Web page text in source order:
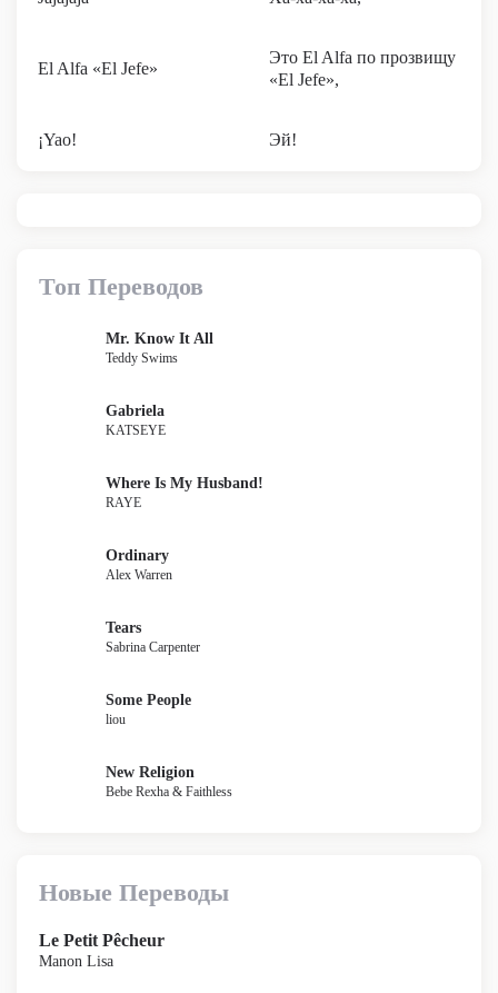
El Alfa «El Jefe»
Это El Alfa по прозвищу
«El Jefe»,
¡Yao! Эй!
Топ Переводов
Mr. Know It All
Teddy Swims
Gabriela
KATSEYE
Where Is My Husband!
RAYE
Ordinary
Alex Warren
Tears
Sabrina Carpenter
Some People
liou
New Religion
Bebe Rexha & Faithless
Новые Переводы
Le Petit Pêcheur
Manon Lisa